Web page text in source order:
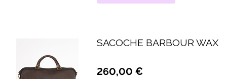
SACOCHE BARBOUR WAX
260,00 €